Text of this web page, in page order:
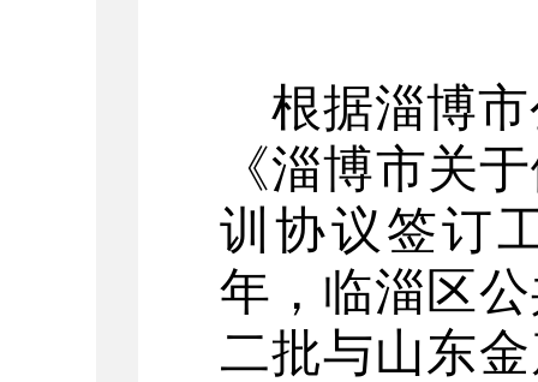
根据淄博
《淄博市关
训协议签订
年，临淄区
二批与山东